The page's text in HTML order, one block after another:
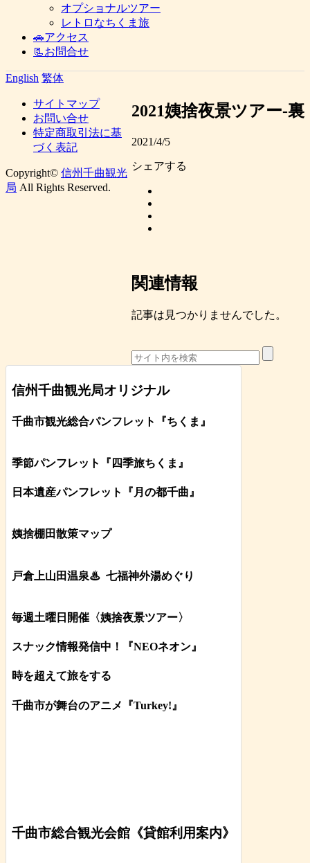
オプショナルツアー
レトロなちくま旅
🚗アクセス
📃お問合せ
English 繁体
2021姨捨夜景ツアー-裏
2021/4/5
シェアする
関連情報
記事は見つかりませんでした。
信州千曲観光局オリジナル
千曲市観光総合パンフレット 『ちくま 』
季節パンフレット『四季旅ちくま』
日本遺産パンフレット 『月の都千曲 』
姨捨棚田散策マップ
戸倉上山田温泉♨ 七福神外湯めぐり
毎週土曜日開催〈姨捨夜景ツアー〉
スナック情報発信中！『NEOネオン』
時を超えて旅をする
千曲市が舞台のアニメ『Turkey!』
千曲市総合観光会館《貸館利用案内》
サイトマップ
お問い合せ
特定商取引法に基
づく表記
Copyright© 信州千曲観光
局 All Rights Reserved.